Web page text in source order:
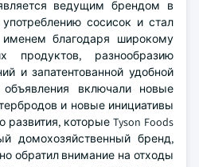
ведущим брендом в
сосисок и стал
благодаря широкому
продуктов, разнообразию
и запатентованной удобной
включали новые
и новые инициативы
развития, которые Tyson Foods
домохозяйственный бренд,
обратил внимание на отходы